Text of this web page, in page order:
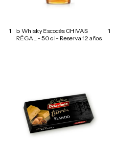
1
b. Whisky Escocés CHIVAS
RÉGAL - 50 cl - Reserva 12 años
1